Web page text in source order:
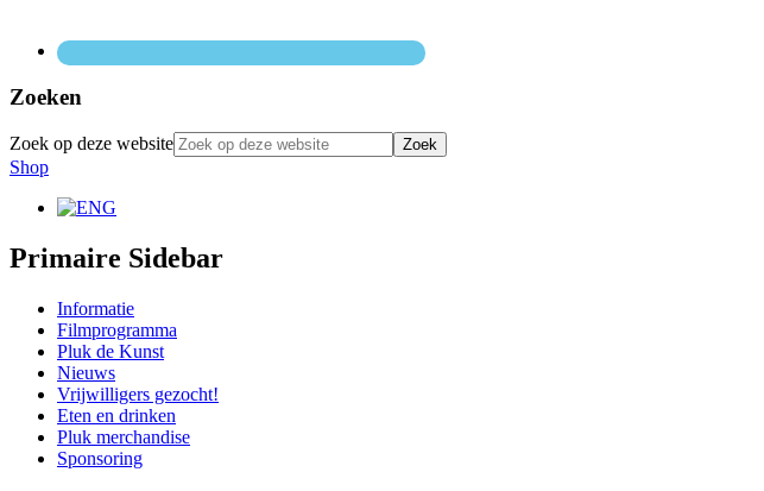
Zoeken
Zoek op deze website
Shop
Primaire Sidebar
Informatie
Filmprogramma
Pluk de Kunst
Nieuws
Vrijwilligers gezocht!
Eten en drinken
Pluk merchandise
Sponsoring